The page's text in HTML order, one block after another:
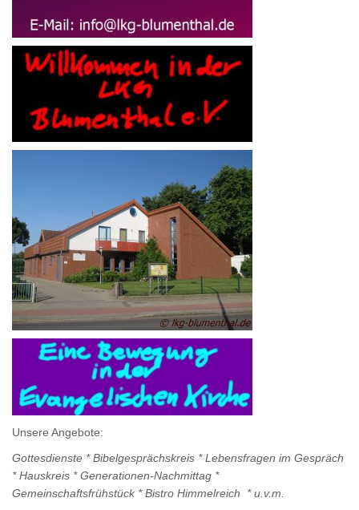
Unsere Angebote:
Gottesdienste *Bibelgesprächskreis * Lebensfragen im Gespräch
*Hauskreis * Generationen-Nachmittag *
Gemeinschaftsfrühstück * Bistro Himmelreich * u.v.m.